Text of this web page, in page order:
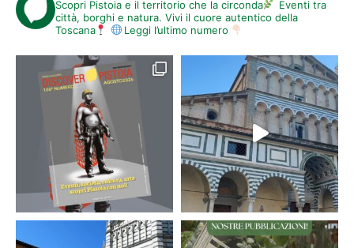
Scopri Pistoia e il territorio che la circonda
Eventi tra
città, borghi e natura. Vivi il cuore autentico della
Toscana
Leggi l’ultimo numero